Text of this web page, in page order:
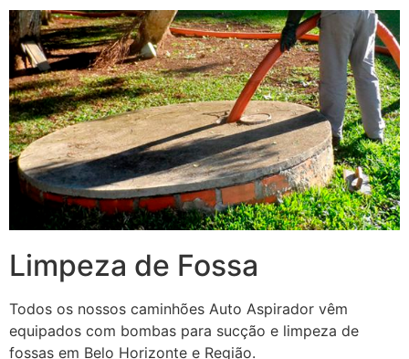
Limpeza de Fossa
Todos os nossos caminhões Auto Aspirador vêm
equipados com bombas para sucção e limpeza de
fossas em Belo Horizonte e Região.